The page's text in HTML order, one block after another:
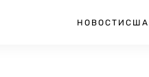
НОВОСТИ США